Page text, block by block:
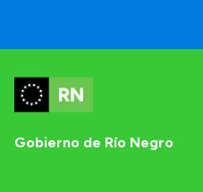
Gobierno de Río Negro